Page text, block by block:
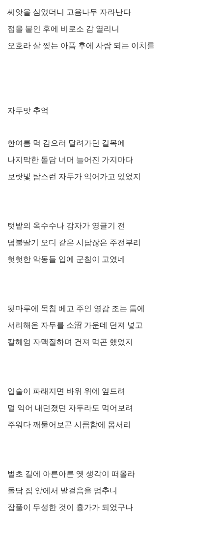
씨앗을 심었더니 고욤나무 자라난다
접을 붙인 후에 비로소 감 열리니
오호라 살 찢는 아픔 후에 사람 되는 이치를
자두맛 추억
한여름 멱 감으러 달려가던 길목에
나지막한 돌담 너머 늘어진 가지마다
보랏빛 탐스런 자두가 익어가고 있었지
텃밭의 옥수수나 감자가 영글기 전
덤불딸기 오디 같은 시답잖은 주전부리
헛헛한 악동들 입에 군침이 고였네
툇마루에 목침 베고 주인 영감 조는 틈에
서리해온 자두를 소沼 가운데 던져 넣고
칼헤엄 자맥질하며 건져 먹곤 했었지
입술이 파래지면 바위 위에 엎드려
덜 익어 내던졌던 자두라도 먹어보려
주워다 깨물어보곤 시큼함에 몸서리
벌초 길에 아른아른 옛 생각이 떠올라
돌담 집 앞에서 발걸음을 멈추니
잡풀이 무성한 것이 흉가가 되었구나